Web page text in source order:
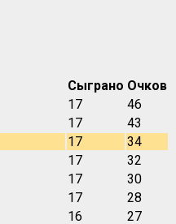
Сыграно Очков
17
46
17
43
17
34
17
32
17
30
17
28
16
27